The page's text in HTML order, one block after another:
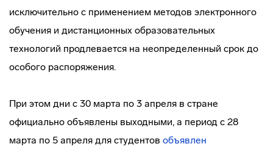
исключительно с применением методов электронного
обучения и дистанционных образовательных
технологий продлевается на неопределенный срок до
особого распоряжения.
При этом дни с 30 марта по 3 апреля в стране
официально объявлены выходными, а период с 28
марта по 5 апреля для студентов объявлен